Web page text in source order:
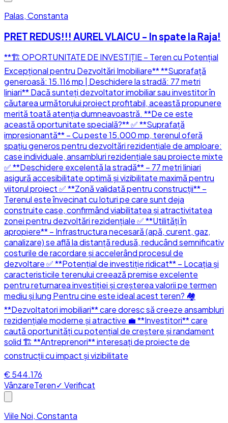
Palas, Constanta
PRET REDUS!!! AUREL VLAICU - In spate la Raja!
**🏗️ OPORTUNITATE DE INVESTIȚIE – Teren cu Potențial
Excepțional pentru Dezvoltări Imobiliare** **Suprafață
generoasă: 15.116 mp | Deschidere la stradă: 77 metri
liniari** Dacă sunteți dezvoltator imobiliar sau investitor în
căutarea următorului proiect profitabil, această propunere
merită toată atenția dumneavoastră. **De ce este
această oportunitate specială?** ✅ **Suprafață
impresionantă** – Cu peste 15.000 mp, terenul oferă
spațiu generos pentru dezvoltări rezidențiale de amploare:
case individuale, ansambluri rezidențiale sau proiecte mixte
✅ **Deschidere excelentă la stradă** – 77 metri liniari
asigură accesibilitate optimă și vizibilitate maximă pentru
viitorul proiect ✅ **Zonă validată pentru construcții** –
Terenul este învecinat cu loturi pe care sunt deja
construite case, confirmând viabilitatea și atractivitatea
zonei pentru dezvoltări rezidențiale ✅ **Utilități în
apropiere** – Infrastructura necesară (apă, curent, gaz,
canalizare) se află la distanță redusă, reducând semnificativ
costurile de racordare și accelerând procesul de
dezvoltare ✅ **Potențial de investiție ridicat** – Locația și
caracteristicile terenului creează premise excelente
pentru returnarea investiției și creșterea valorii pe termen
mediu și lung Pentru cine este ideal acest teren? 🏘️
**Dezvoltatori imobiliari** care doresc să creeze ansambluri
rezidențiale moderne și atractive 💼 **Investitori** care
caută oportunități cu potențial de creștere și randament
solid 🏗️ **Antreprenori** interesați de proiecte de
construcții cu impact și vizibilitate
€ 544.176
VânzareTeren✓ Verificat
Viile Noi, Constanta